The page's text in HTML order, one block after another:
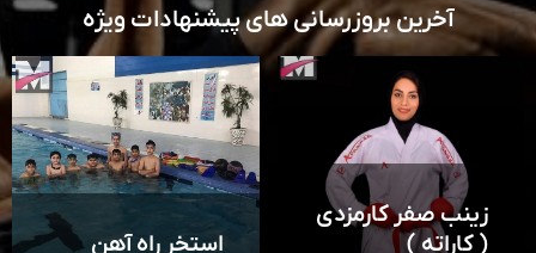
آخرین بروزرسانی های پیشنهادات ویژه
زینب صفر کارمزدی
( کاراته )
استخر راه آهن